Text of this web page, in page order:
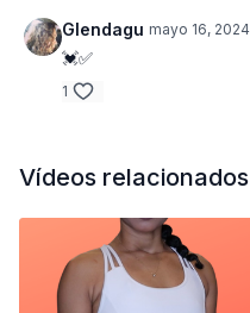
Glendagu mayo 16, 2024
💓✅
1
Vídeos relacionados